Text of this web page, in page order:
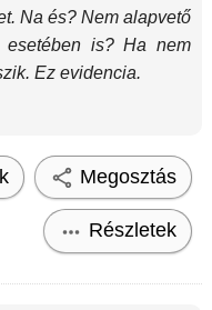
Na és? Nem alapvető
is? Ha nem
Ez evidencia.
Megosztás
Részletek